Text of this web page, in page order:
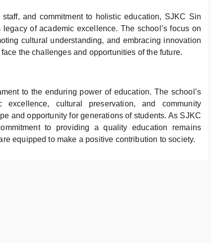
and commitment to holistic education, SJKC Sin
of academic excellence. The school’s focus on
cultural understanding, and embracing innovation
the challenges and opportunities of the future.
to the enduring power of education. The school’s
excellence, cultural preservation, and community
and opportunity for generations of students. As SJKC
to providing a quality education remains
equipped to make a positive contribution to society.